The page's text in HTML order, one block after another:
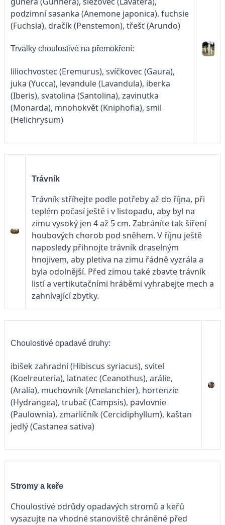
podzimní sasanka (Anemone japonica), fuchsie
(Fuchsia), dračík (Penstemon), třešť (Arundo)
Trvalky choulostivé na přemokření:
liliochvostec (Eremurus), svíčkovec (Gaura),
juka (Yucca), levandule (Lavandula), iberka
(Iberis), svatolina (Santolina), zavinutka
(Monarda), mnohokvět (Kniphofia), smil
(Helichrysum)
Trávník
Trávník stříhejte podle potřeby až do října, při
teplém počasí ještě i v listopadu, aby byl na
zimu vysoký jen 4 až 5 cm. Zabráníte tak šíření
houbových chorob pod sněhem. V říjnu ještě
naposledy přihnojte trávník draselným
hnojivem, aby pletiva na zimu řádně vyzrála a
byla odolnější. Před zimou také zbavte trávník
listí a vertikutačními hráběmi vyhrabejte mech a
zahnívající zbytky.
Choulostivé opadavé druhy:
ibišek zahradní (Hibiscus syriacus), svitel
(Koelreuteria), latnatec (Ceanothus), arálie,
(Aralia), muchovník (Amelanchier), hortenzie
(Hydrangea), trubač (Campsis), pavlovnie
(Paulownia), zmarličník (Cercidiphyllum), kaštan
jedlý (Castanea sativa)
Stromy a keře
Choulostivé odrůdy opadavých stromů a keřů
vysazujte na vhodné stanoviště chráněné před